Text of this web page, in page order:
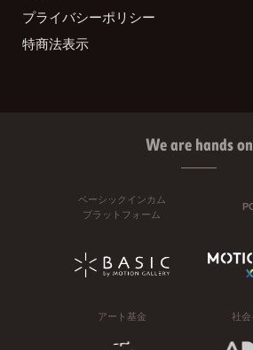
プライバシーポリシー
特商法表示
We are hands on
ベーシックインカム
プラットフォーム
アート基金 社